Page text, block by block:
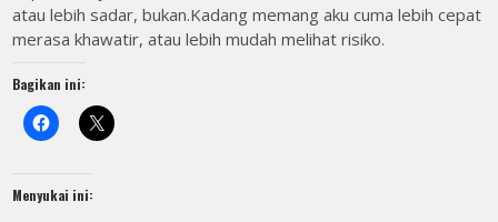
atau lebih sadar, bukan.Kadang memang aku cuma lebih cepat
merasa khawatir, atau lebih mudah melihat risiko.
Bagikan ini:
Menyukai ini: